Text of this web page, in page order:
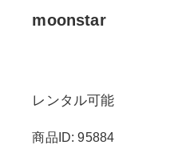
moonstar
レンタル可能
商品ID: 95884